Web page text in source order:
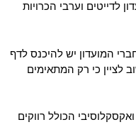
לדייטים וערבי הכרויות
המועדון יש להיכנס לדף
לציין כי רק המתאימים
הכולל רווקים